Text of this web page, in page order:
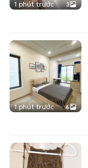
1 phút trước 3
1 phút trước 6